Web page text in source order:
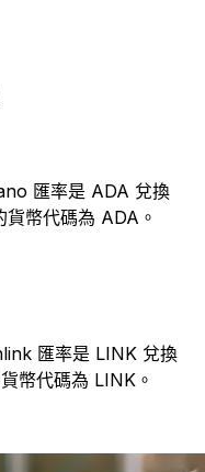
匯率是 ADA 兌換
幣代碼為 ADA。
匯率是 LINK 兌換
幣代碼為 LINK。